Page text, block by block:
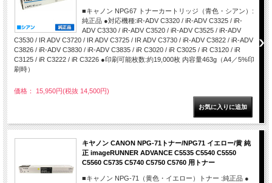
■キャノン NPG67 トナーカートリッジ（青色・シアン）:
純正品 ●対応機種:iR-ADV C3320 / iR-ADV C3325 / iR-
ADV C3330 / iR-ADV C3520 / iR-ADV C3525 / iR-ADV
C3530 / IR ADV C3720 / IR ADV C3725 / IR ADV C3730 / iR-ADV C3822 / iR-ADV
C3826 / iR-ADV C3830 / iR-ADV C3835 / iR C3020 / iR C3025 / iR C3120 / iR
C3125 / iR C3222 / iR C3226 ●印刷可能枚数:約19,000枚 内容量463g（A4／5%印
刷時）
価格： 15,950円(税抜 14,500円)
キヤノン CANON NPG-71トナー/NPG71 イエロー/黄 純
正 imageRUNNER ADVANCE C5535 C5540 C5550
C5560 C5735 C5740 C5750 C5760 用トナー
■キャノン NPG-71（黄色・イエロー）トナー :純正品 ●